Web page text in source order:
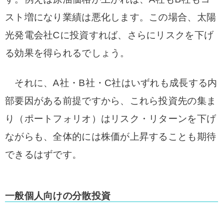
スト増になり業績は悪化します。この場合、太陽
光発電会社Cに投資すれば、さらにリスクを下げ
る効果を得られるでしょう。
それに、A社・B社・C社はいずれも成長する内
部要因がある前提ですから、これら投資先の集ま
り（ポートフォリオ）はリスク・リターンを下げ
ながらも、全体的には株価が上昇することも期待
できるはずです。
一般個人向けの分散投資